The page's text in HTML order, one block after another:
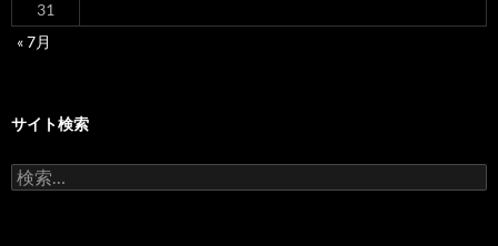
31
« 7月
サイト検索
検
索: